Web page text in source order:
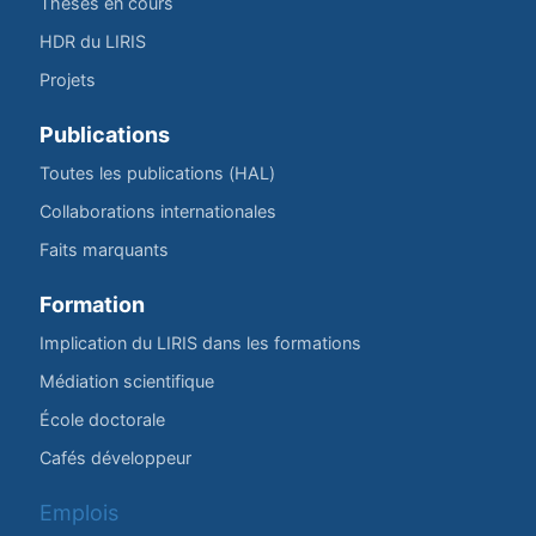
HDR du LIRIS
Projets
Publications
Toutes les publications (HAL)
Collaborations internationales
Faits marquants
Formation
Implication du LIRIS dans les formations
Médiation scientifique
École doctorale
Cafés développeur
Emplois